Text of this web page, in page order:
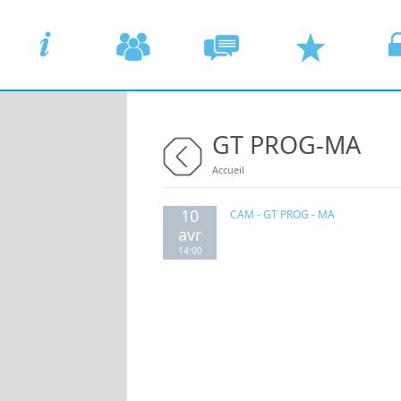
COMMISSIONS CONCERTATION DEMANDER UN
GT PROG-MA
Vous êtes ici
Accueil
10
avr
14:00
CAM - GT PROG - MA